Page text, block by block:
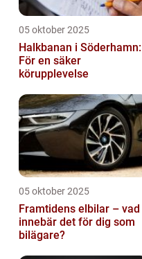
05 oktober 2025
Halkbanan i Söderhamn:
För en säker
körupplevelse
05 oktober 2025
Framtidens elbilar – vad
innebär det för dig som
bilägare?